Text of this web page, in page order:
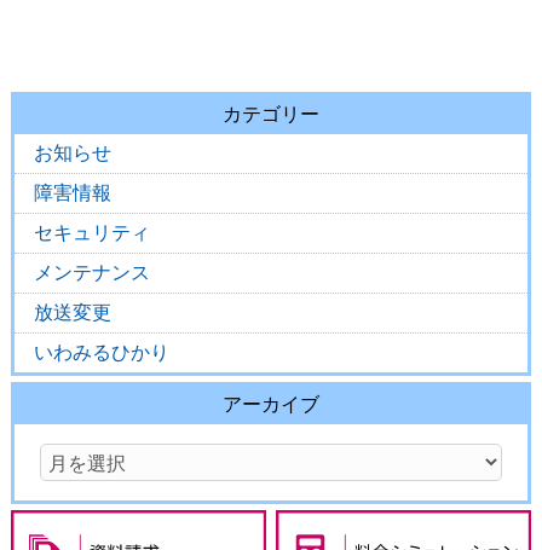
カテゴリー
お知らせ
障害情報
セキュリティ
メンテナンス
放送変更
いわみるひかり
アーカイブ